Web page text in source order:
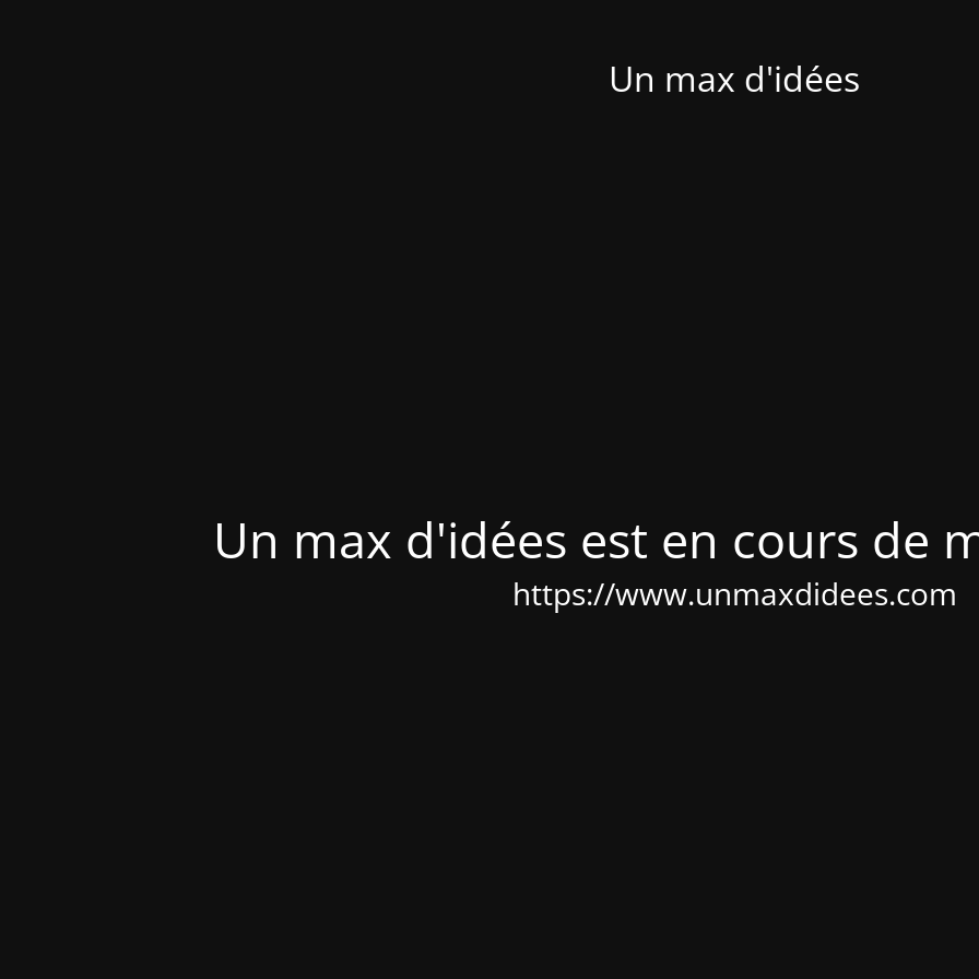
Un max d'idées
Un max d'idées est en cours de
https://www.unmaxdidees.com